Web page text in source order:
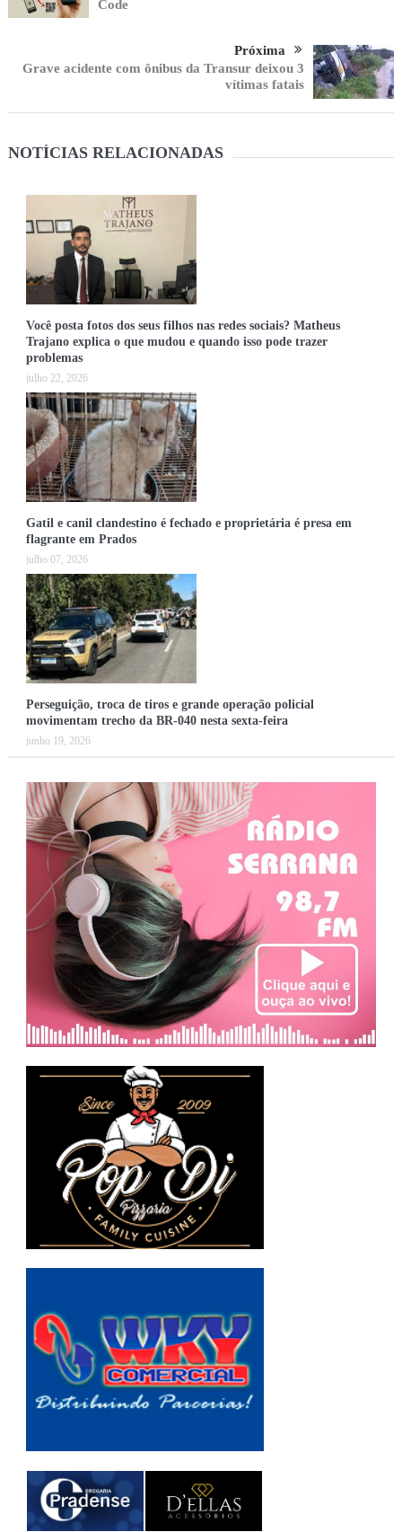
Code
Próxima
Grave acidente com ônibus da Transur deixou 3
vítimas fatais
NOTÍCIAS RELACIONADAS
Você posta fotos dos seus filhos nas redes sociais? Matheus
Trajano explica o que mudou e quando isso pode trazer
problemas
julho 22, 2026
Gatil e canil clandestino é fechado e proprietária é presa em
flagrante em Prados
julho 07, 2026
Perseguição, troca de tiros e grande operação policial
movimentam trecho da BR-040 nesta sexta-feira
junho 19, 2026